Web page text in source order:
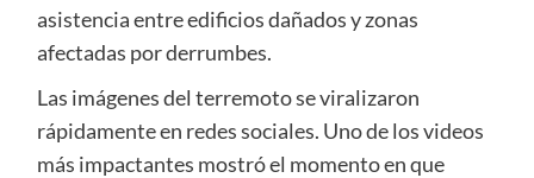
asistencia entre edificios dañados y zonas
afectadas por derrumbes.
Las imágenes del terremoto se viralizaron
rápidamente en redes sociales. Uno de los videos
más impactantes mostró el momento en que